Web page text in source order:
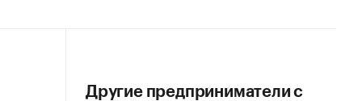
Другие предприниматели с